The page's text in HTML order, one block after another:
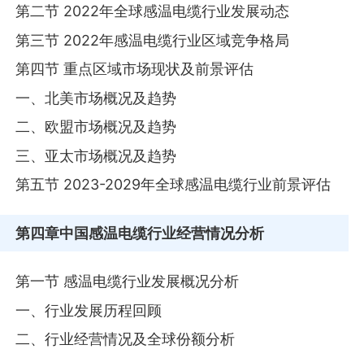
第二节 2022年全球感温电缆行业发展动态
第三节 2022年感温电缆行业区域竞争格局
第四节 重点区域市场现状及前景评估
一、北美市场概况及趋势
二、欧盟市场概况及趋势
三、亚太市场概况及趋势
第五节 2023-2029年全球感温电缆行业前景评估
第四章中国感温电缆行业经营情况分析
第一节 感温电缆行业发展概况分析
一、行业发展历程回顾
二、行业经营情况及全球份额分析